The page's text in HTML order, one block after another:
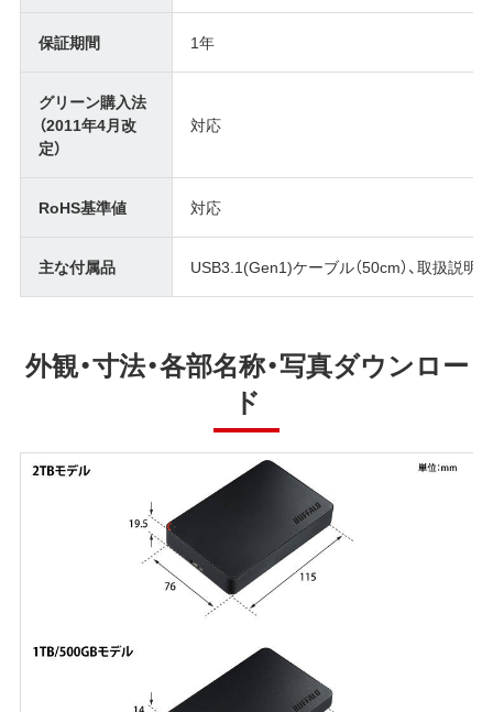
保証期間 1年
グリーン購入法
（2011年4月改
定）
対応
RoHS基準値 対応
主な付属品 USB3.1(Gen1)ケーブル（50cm）、取扱説明書
外観・寸法・各部名称・写真ダウンロー
ド